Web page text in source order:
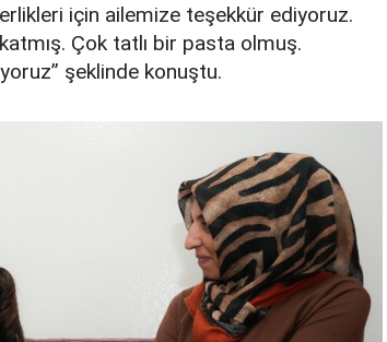
için ailemize teşekkür ediyoruz.
Çok tatlı bir pasta olmuş.
şeklinde konuştu.